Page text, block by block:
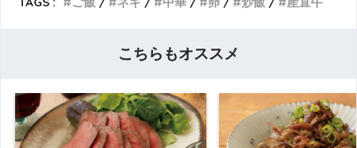
こちらもオススメ